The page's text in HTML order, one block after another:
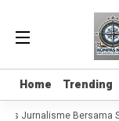
Home Trending
Home Trending
Jurnalisme Bersama